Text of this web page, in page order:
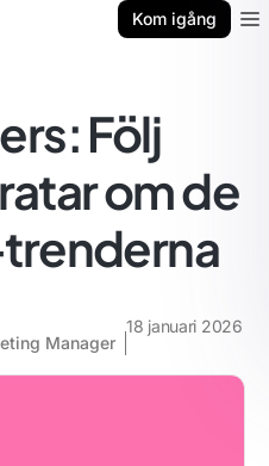
Kom igång
Följ
om de
Manager
18 januari 2026